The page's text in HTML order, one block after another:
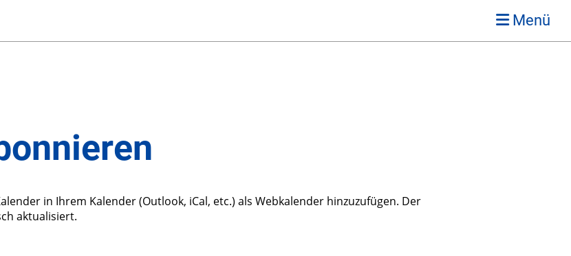
Menü
in Ihrem Kalender (Outlook, iCal, etc.) als Webkalender hinzuzufügen. Der
aktualisiert.